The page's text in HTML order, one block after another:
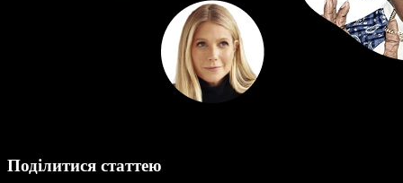
Поділитися статтею